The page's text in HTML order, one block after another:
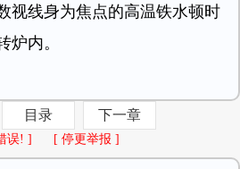
视线身为焦点的高温铁水顿时
炉内。
目录 下一章
误! ] [ 停更举报 ]